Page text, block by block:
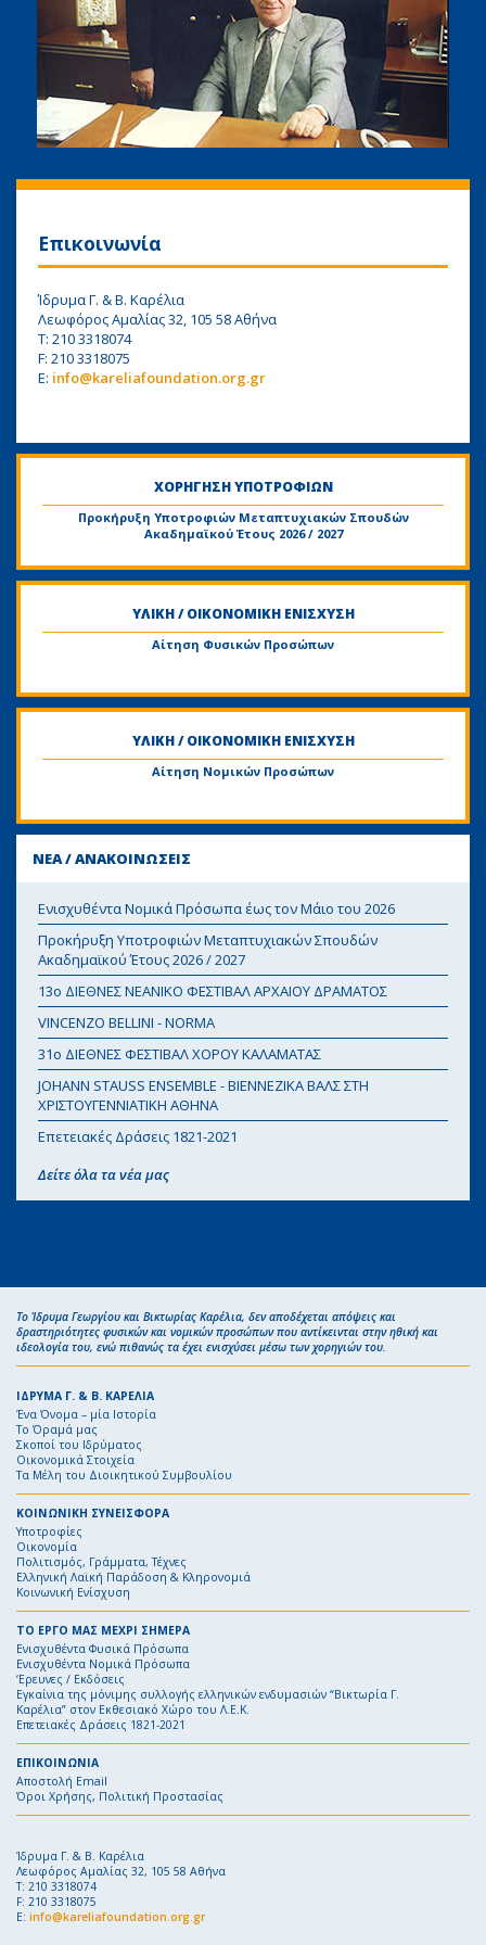
Επικοινωνία
Ίδρυμα Γ. & Β. Καρέλια
Λεωφόρος Αμαλίας 32, 105 58 Αθήνα
Τ: 210 3318074
F: 210 3318075
E: info@kareliafoundation.org.gr
ΧΟΡΗΓΗΣΗ ΥΠΟΤΡΟΦΙΩΝ
Προκήρυξη Υποτροφιών Μεταπτυχιακών Σπουδών
Aκαδημαϊκού Έτους 2026 / 2027
ΥΛΙΚΗ / ΟΙΚΟΝΟΜΙΚΗ ΕΝΙΣΧΥΣΗ
Αίτηση Φυσικών Προσώπων
ΥΛΙΚΗ / ΟΙΚΟΝΟΜΙΚΗ ΕΝΙΣΧΥΣΗ
Αίτηση Νομικών Προσώπων
ΝΕΑ / ΑΝΑΚΟΙΝΩΣΕΙΣ
Ενισχυθέντα Νομικά Πρόσωπα έως τον Μάιο του 2026
Προκήρυξη Υποτροφιών Μεταπτυχιακών Σπουδών
Aκαδημαϊκού Έτους 2026 / 2027
13o ΔΙΕΘΝΕΣ ΝΕΑΝΙΚΟ ΦΕΣΤΙΒΑΛ ΑΡΧΑΙΟΥ ΔΡΑΜΑΤΟΣ
VINCENZO BELLINI - NORMA
31ο ΔΙΕΘΝΕΣ ΦΕΣΤΙΒΑΛ ΧΟΡΟΥ ΚΑΛΑΜΑΤΑΣ
JOHANN STAUSS ENSEMBLE - ΒΙΕΝΝΕΖΙΚΑ ΒΑΛΣ ΣΤΗ
ΧΡΙΣΤΟΥΓΕΝΝΙΑΤΙΚΗ ΑΘΗΝΑ
Επετειακές Δράσεις 1821-2021
Δείτε όλα τα νέα μας
Το Ίδρυμα Γεωργίου και Βικτωρίας Καρέλια, δεν αποδέχεται απόψεις και
δραστηριότητες φυσικών και νομικών προσώπων που αντίκεινται στην ηθική και
ιδεολογία του, ενώ πιθανώς τα έχει ενισχύσει μέσω των χορηγιών του.
ΙΔΡΥΜΑ Γ. & Β. ΚΑΡΕΛΙΑ
Ένα Όνομα – μία Ιστορία
Το Όραμά μας
Σκοποί του Ιδρύματος
Οικονομικά Στοιχεία
Τα Μέλη του Διοικητικού Συμβουλίου
ΚΟΙΝΩΝΙΚΗ ΣΥΝΕΙΣΦΟΡΑ
Υποτροφίες
Οικονομία
Πολιτισμός, Γράμματα, Τέχνες
Ελληνική Λαϊκή Παράδοση & Κληρονομιά
Κοινωνική Ενίσχυση
ΤΟ ΕΡΓΟ ΜΑΣ ΜΕΧΡΙ ΣΗΜΕΡΑ
Ενισχυθέντα Φυσικά Πρόσωπα
Ενισχυθέντα Νομικά Πρόσωπα
‘Ερευνες / Εκδόσεις
Εγκαίνια της μόνιμης συλλογής ελληνικών ενδυμασιών “Βικτωρία Γ.
Καρέλια” στον Εκθεσιακό Χώρο του Λ.Ε.Κ.
Επετειακές Δράσεις 1821-2021
ΕΠΙΚΟΙΝΩΝΙΑ
Αποστολή Email
Όροι Χρήσης, Πολιτική Προστασίας
Ίδρυμα Γ. & Β. Καρέλια
Λεωφόρος Αμαλίας 32, 105 58 Αθήνα
Τ: 210 3318074
F: 210 3318075
E: info@kareliafoundation.org.gr